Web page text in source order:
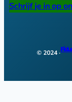
Schrijf je in op
© 2024 ·